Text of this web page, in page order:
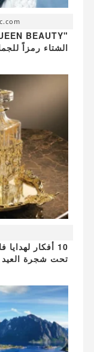
الشتاء رمزاً
تحت شجرة العيد